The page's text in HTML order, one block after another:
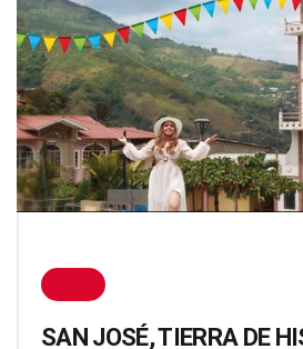
SAN JOSÉ, TIERRA DE